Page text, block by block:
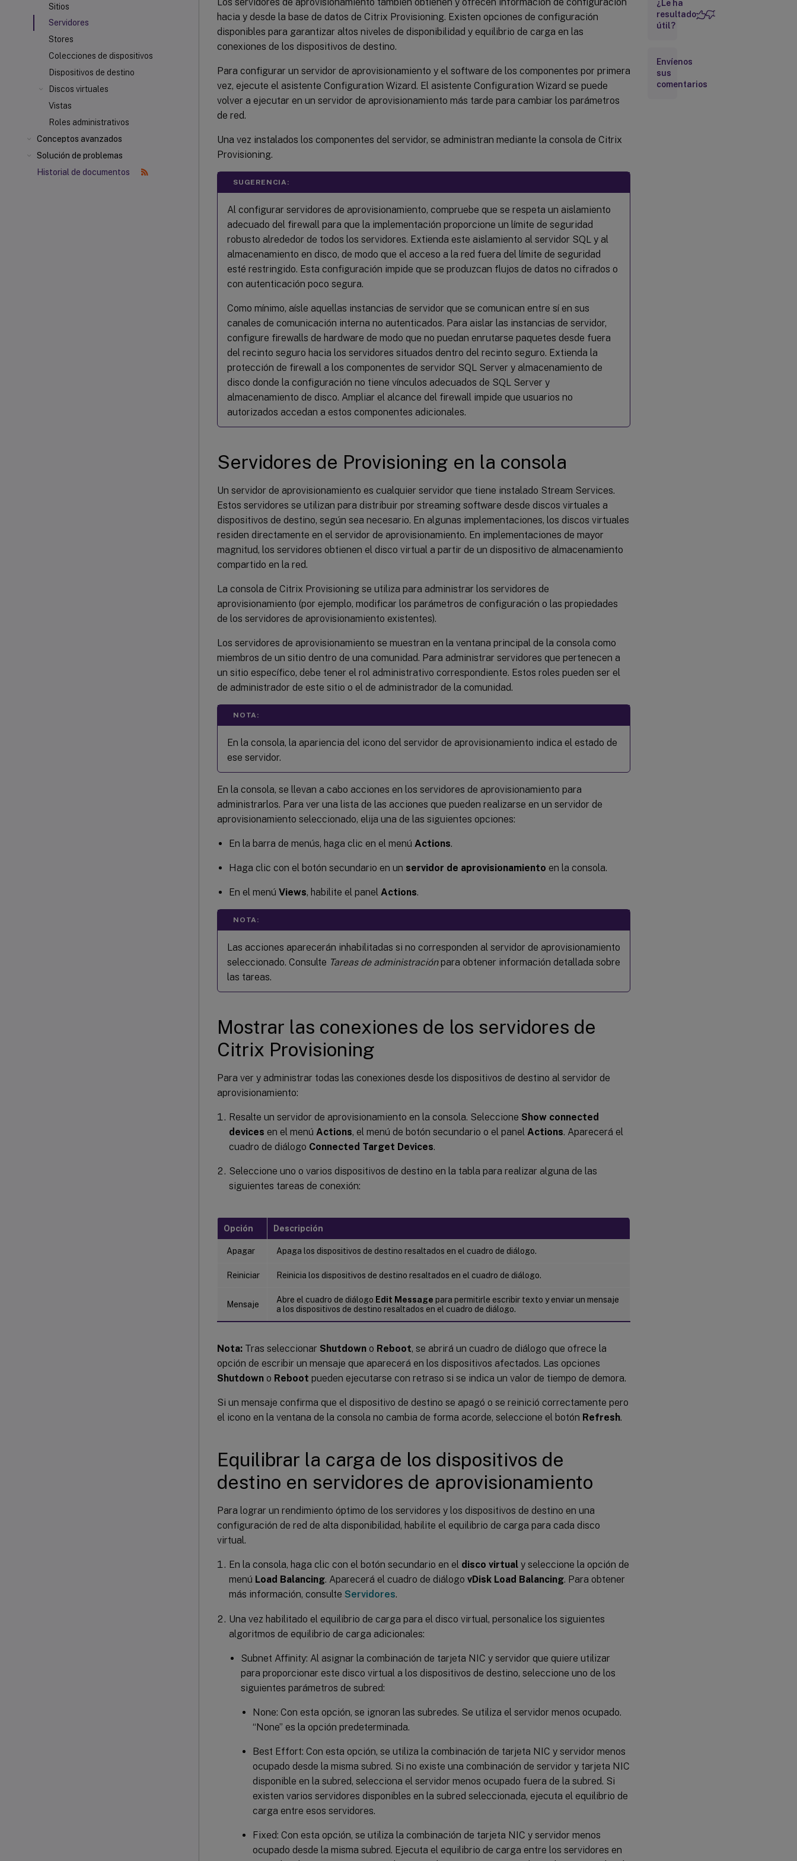
Sitios
Servidores
Stores
Colecciones de dispositivos
Dispositivos de destino
Discos virtuales
Vistas
Roles administrativos
Conceptos avanzados
Solución de problemas
Historial de documentos
hacia y desde la base de datos de Citrix Provisioning. Existen opciones de configuración
disponibles para garantizar altos niveles de disponibilidad y equilibrio de carga en las
conexiones de los dispositivos de destino.
Para configurar un servidor de aprovisionamiento y el software de los componentes por primera
vez, ejecute el asistente Configuration Wizard. El asistente Configuration Wizard se puede
volver a ejecutar en un servidor de aprovisionamiento más tarde para cambiar los parámetros
de red.
Una vez instalados los componentes del servidor, se administran mediante la consola de Citrix
Provisioning.
SUGERENCIA:
Al configurar servidores de aprovisionamiento, compruebe que se respeta un aislamiento
adecuado del firewall para que la implementación proporcione un límite de seguridad
robusto alrededor de todos los servidores. Extienda este aislamiento al servidor SQL y al
almacenamiento en disco, de modo que el acceso a la red fuera del límite de seguridad
esté restringido. Esta configuración impide que se produzcan flujos de datos no cifrados o
con autenticación poco segura.
Como mínimo, aísle aquellas instancias de servidor que se comunican entre sí en sus
canales de comunicación interna no autenticados. Para aislar las instancias de servidor,
configure firewalls de hardware de modo que no puedan enrutarse paquetes desde fuera
del recinto seguro hacia los servidores situados dentro del recinto seguro. Extienda la
protección de firewall a los componentes de servidor SQL Server y almacenamiento de
disco donde la configuración no tiene vínculos adecuados de SQL Server y
almacenamiento de disco. Ampliar el alcance del firewall impide que usuarios no
autorizados accedan a estos componentes adicionales.
Servidores de Provisioning en la consola
Un servidor de aprovisionamiento es cualquier servidor que tiene instalado Stream Services.
Estos servidores se utilizan para distribuir por streaming software desde discos virtuales a
dispositivos de destino, según sea necesario. En algunas implementaciones, los discos virtuales
residen directamente en el servidor de aprovisionamiento. En implementaciones de mayor
magnitud, los servidores obtienen el disco virtual a partir de un dispositivo de almacenamiento
compartido en la red.
La consola de Citrix Provisioning se utiliza para administrar los servidores de
aprovisionamiento (por ejemplo, modificar los parámetros de configuración o las propiedades
de los servidores de aprovisionamiento existentes).
Los servidores de aprovisionamiento se muestran en la ventana principal de la consola como
miembros de un sitio dentro de una comunidad. Para administrar servidores que pertenecen a
un sitio específico, debe tener el rol administrativo correspondiente. Estos roles pueden ser el
de administrador de este sitio o el de administrador de la comunidad.
NOTA:
En la consola, la apariencia del icono del servidor de aprovisionamiento indica el estado de
ese servidor.
En la consola, se llevan a cabo acciones en los servidores de aprovisionamiento para
administrarlos. Para ver una lista de las acciones que pueden realizarse en un servidor de
aprovisionamiento seleccionado, elija una de las siguientes opciones:
En la barra de menús, haga clic en el menú Actions.
Haga clic con el botón secundario en un servidor de aprovisionamiento en la consola.
En el menú Views, habilite el panel Actions.
NOTA:
Las acciones aparecerán inhabilitadas si no corresponden al servidor de aprovisionamiento
seleccionado. Consulte Tareas de administraciónpara obtener información detallada sobre
las tareas.
Mostrar las conexiones de los servidores de
Citrix Provisioning
Para ver y administrar todas las conexiones desde los dispositivos de destino al servidor de
aprovisionamiento:
Resalte un servidor de aprovisionamiento en la consola. Seleccione Show connected
devices en el menú Actions, el menú de botón secundario o el panel Actions. Aparecerá el
cuadro de diálogo Connected Target Devices.
Seleccione uno o varios dispositivos de destino en la tabla para realizar alguna de las
siguientes tareas de conexión:
Opción Descripción
Apagar Apaga los dispositivos de destino resaltados en el cuadro de diálogo.
Reiniciar Reinicia los dispositivos de destino resaltados en el cuadro de diálogo.
Mensaje Abre el cuadro de diálogo Edit Message para permitirle escribir texto y enviar un mensaje
a los dispositivos de destino resaltados en el cuadro de diálogo.
Nota: Tras seleccionar Shutdown o Reboot, se abrirá un cuadro de diálogo que ofrece la
opción de escribir un mensaje que aparecerá en los dispositivos afectados. Las opciones
Shutdown o Reboot pueden ejecutarse con retraso si se indica un valor de tiempo de demora.
Si un mensaje confirma que el dispositivo de destino se apagó o se reinició correctamente pero
el icono en la ventana de la consola no cambia de forma acorde, seleccione el botón Refresh.
Equilibrar la carga de los dispositivos de
destino en servidores de aprovisionamiento
Para lograr un rendimiento óptimo de los servidores y los dispositivos de destino en una
configuración de red de alta disponibilidad, habilite el equilibrio de carga para cada disco
virtual.
En la consola, haga clic con el botón secundario en el disco virtual y seleccione la opción de
menú Load Balancing. Aparecerá el cuadro de diálogo vDisk Load Balancing. Para obtener
más información, consulte Servidores.
Una vez habilitado el equilibrio de carga para el disco virtual, personalice los siguientes
algoritmos de equilibrio de carga adicionales:
Subnet Affinity: Al asignar la combinación de tarjeta NIC y servidor que quiere utilizar
para proporcionar este disco virtual a los dispositivos de destino, seleccione uno de los
siguientes parámetros de subred:
None: Con esta opción, se ignoran las subredes. Se utiliza el servidor menos ocupado.
“None” es la opción predeterminada.
Best Effort: Con esta opción, se utiliza la combinación de tarjeta NIC y servidor menos
ocupado desde la misma subred. Si no existe una combinación de servidor y tarjeta NIC
disponible en la subred, selecciona el servidor menos ocupado fuera de la subred. Si
existen varios servidores disponibles en la subred seleccionada, ejecuta el equilibrio de
carga entre esos servidores.
Fixed: Con esta opción, se utiliza la combinación de tarjeta NIC y servidor menos
ocupado desde la misma subred. Ejecuta el equilibrio de carga entre los servidores en
servidores de
aprovisionamiento
¿Le ha
resultado
útil?
Envíenos
sus
comentarios